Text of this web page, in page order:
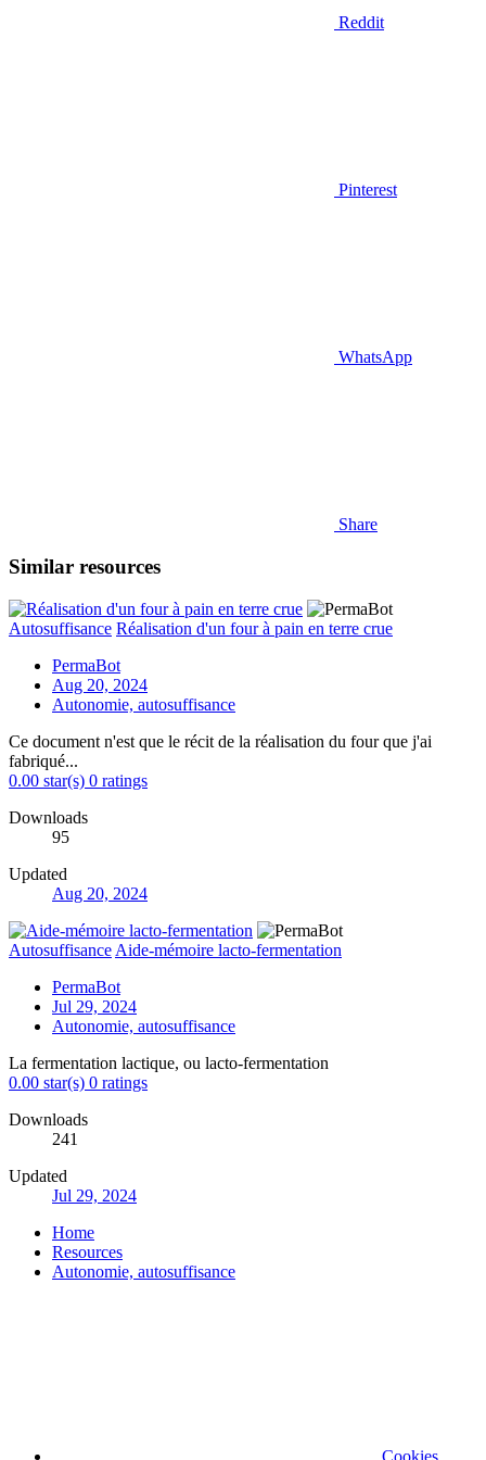
Reddit
Pinterest
WhatsApp
Share
Similar resources
Autosuffisance Réalisation d'un four à pain en terre crue
PermaBot
Aug 20, 2024
Autonomie, autosuffisance
Ce document n'est que le récit de la réalisation du four que j'ai
fabriqué...
0.00 star(s) 0 ratings
Downloads
95
Updated
Aug 20, 2024
Autosuffisance Aide-mémoire lacto-fermentation
PermaBot
Jul 29, 2024
Autonomie, autosuffisance
La fermentation lactique, ou lacto-fermentation
0.00 star(s) 0 ratings
Downloads
241
Updated
Jul 29, 2024
Home
Resources
Autonomie, autosuffisance
Cookies